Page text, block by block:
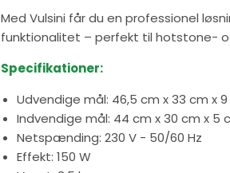
Med Vulsini får du en professionel
funktionalitet – perfekt til hotstone-
Specifikationer:
Udvendige mål: 46,5 cm x 33 cm x
Indvendige mål: 44 cm x 30 cm x 5
Netspænding: 230 V - 50/60 Hz
Effekt: 150 W